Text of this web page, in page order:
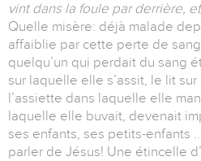
vint dans la foule par derrière,
Quelle misère: déjà malade
affaiblie par cette perte de
quelqu’un qui perdait du sang
sur laquelle elle s’assit, le lit
l’assiette dans laquelle elle
laquelle elle buvait, devenait
ses enfants, ses petits-enfants
parler de Jésus! Une étincelle